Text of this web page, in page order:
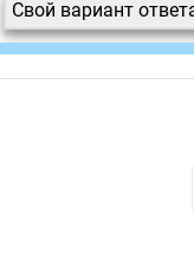
Свой вариант